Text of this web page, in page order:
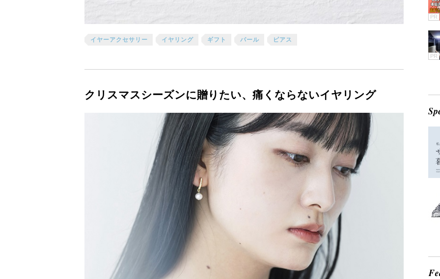
イヤーアクセサリー イヤリング ギフト パール ピアス
クリスマスシーズンに贈りたい、痛くならないイヤリング
PR
PR